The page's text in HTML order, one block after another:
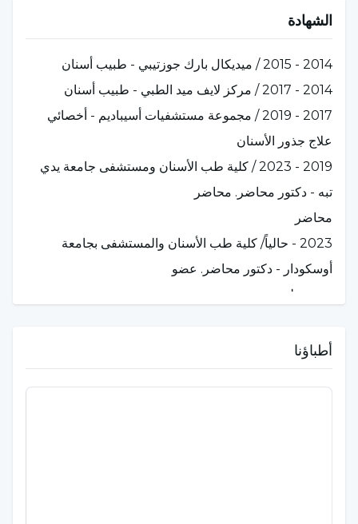
نظرية وعملية في علاج جذور الأسنان. واعتبارًا من سبتمبر
2023، بدأ في قبول مرضاه من خلال حصوله على لقب
أستاذ مساعد (عضو هيئة تدريس الدكتوراه) في كلية طب
الأسنان بجامعة أوسكودار، ومن ناحية أخرى، يواصل دراسته
الأكاديمية بسرعة.
لديه العديد من الملصقات والعروض التقديمية الشفوية في
ودورة مهنية حتى الآن. وهو مؤلف فصل في كتاب "علاج
جذور الأسنان". منذ عام 2015، كان عضوًا في الجمعية
التركية لعلاج جذور الأسنان.
الشهادة
2014 - 2015 / ميديكال بارك جوزتيبي - طبيب أسنان
2014 - 2017 / مركز لايف ميد الطبي - طبيب أسنان
2017 - 2019 / مجموعة مستشفيات أسيباديم - أخصائي
علاج جذور الأسنان
2019 - 2023 / كلية طب الأسنان ومستشفى جامعة يدي
تبه - دكتور محاضر. محاضر
محاضر
2023 - حالياً/ كلية طب الأسنان والمستشفى بجامعة
أوسكودار - دكتور محاضر. عضو
عضو يوليو
أطباؤنا